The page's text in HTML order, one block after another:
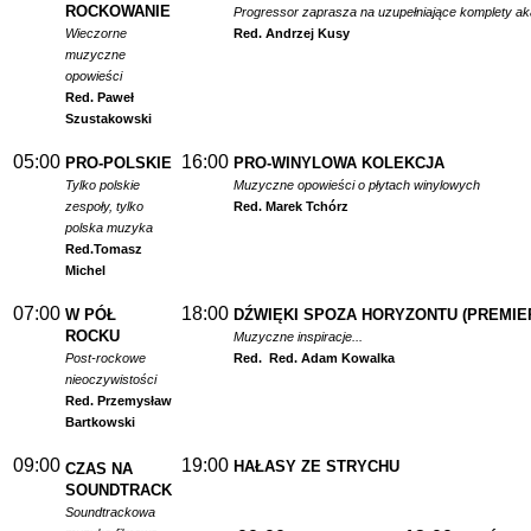
ROCKOWANIE
Wieczorne
muzyczne
opowieści
Red. Paweł
Szustakowski
Progressor zaprasza na uzupełniające komplety
Red. Andrzej Kusy
05:00 PRO-POLSKIE
Tylko polskie
zespoły, tylko
polska muzyka
Red.Tomasz
Michel
16:00 PRO-WINYLOWA KOLEKCJA
Muzyczne opowieści o płytach winylowych
Red. Marek Tchórz
07:00 W PÓŁ
ROCKU
Post-rockowe
nieoczywistości
Red. Przemysław
Bartkowski
18:00 DŹWIĘKI SPOZA HORYZONTU
Muzyczne inspiracje...
Red. Red. Adam Kowalka
09:00 CZAS NA
SOUNDTRACK
Soundtrackowa
19:00 HAŁASY ZE STRYCHU